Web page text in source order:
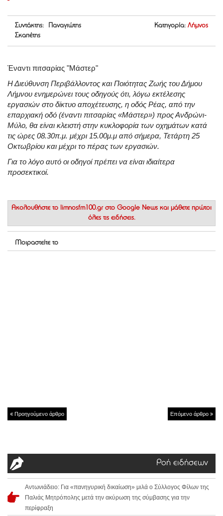
Συντάκτης: Παναγιώτης
Σκαπέτης
Κατηγορία: Λήμνος
Έναντι πιτσαρίας "Μάστερ"
Η Διεύθυνση Περιβάλλοντος και Ποιότητας Ζωής του Δήμου
Λήμνου ενημερώνει τους οδηγούς ότι, λόγω εκτέλεσης
εργασιών στο δίκτυο αποχέτευσης, η οδός Ρέας, από την
επαρχιακή οδό (έναντι πιτσαρίας «Μάστερ») προς Ανδρώνι-
Μύλο, θα είναι κλειστή στην κυκλοφορία των οχημάτων κατά
τις ώρες 08.30π.μ. μέχρι 15.00μ.μ από σήμερα, Τετάρτη 25
Οκτωβρίου και μέχρι το πέρας των εργασιών.
Για το λόγο αυτό οι οδηγοί πρέπει να είναι ιδιαίτερα
προσεκτικοί.
Ακολουθήστε το limnosfm100.gr στο Google News και μάθετε πρώτοι
όλες τις ειδήσεις.
Μοιραστείτε το
Προηγούμενο άρθρο Επόμενο άρθρο
Ροή ειδήσεων
Αντωνιάδειο: Για «πανηγυρική δικαίωση» μιλά ο Σύλλογος Φίλων της
Παλιάς Μητρόπολης μετά την ακύρωση της σύμβασης για την
περίφραξη